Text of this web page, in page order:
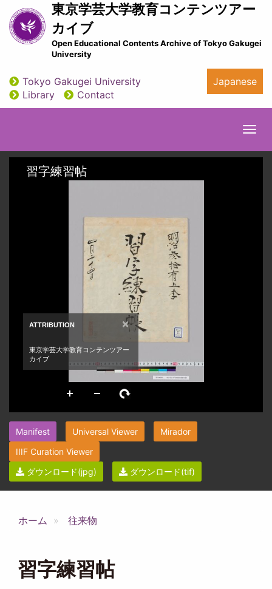
Skip
to
main
content
東京学芸大学教育コンテンツアー
カイブ
Open Educational Contents Archive of Tokyo Gakugei
University
utility
Tokyo Gakugei University
Library
Contact
Japanese
Manifest Universal Viewer
Mirador
IIIF Curation Viewer
ダウンロード(jpg)
ダウンロード(tif)
ホーム 往来物
習字練習帖